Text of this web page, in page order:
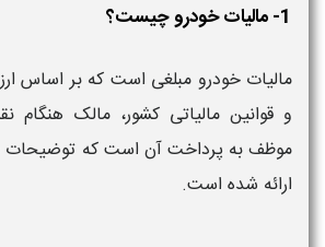
1- مالیات خودرو چیست؟
مالیات خودرو مبلغی است که بر اساس
و قوانین مالیاتی کشور، مالک هنگام
موظف به پرداخت آن است که توضیحات
ارائه شده است.